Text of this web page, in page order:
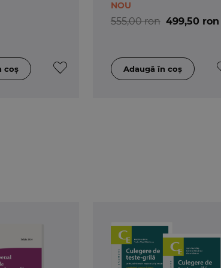
, pe langa cele 99 de fise tematice si 18
modificari aduse Codului penal;
teoretice, cat si practice, in scopul
in anii precedenti, intrucat am tot
dezbatere parlamentara. La momentul
555,00 ron 499,50 ron
NOU